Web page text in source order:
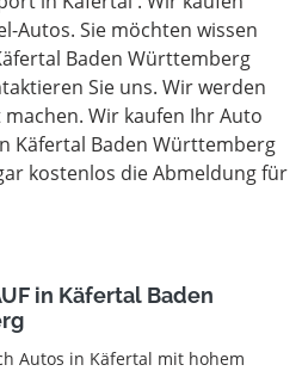
Autos. Sie möchten wissen
Baden Württemberg
Sie uns. Wir werden
Wir kaufen Ihr Auto
Käfertal Baden Württemberg
kostenlos die Abmeldung für
in Käfertal Baden
Autos in Käfertal mit hohem